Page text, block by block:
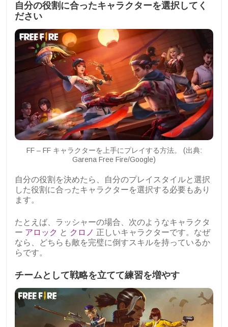
自分の役割に合ったキャラクターを選択してく
ださい
FF – FF キャラクターを上手にプレイする方法。 (出典:
Garena Free Fire/Google)
自分の役割を決めたら、自分のプレイスタイルと選択
した役割に合ったキャラクターを選択する必要もあり
ます。
たとえば、ラッシャーの場合、次のようなキャラクタ
ー アロック と クロノ 正しいキャラクターです。なぜ
なら、どちらも敵を完璧に倒すスキルを持っているか
らです。
チームとして戦略を立てて練習を増やす